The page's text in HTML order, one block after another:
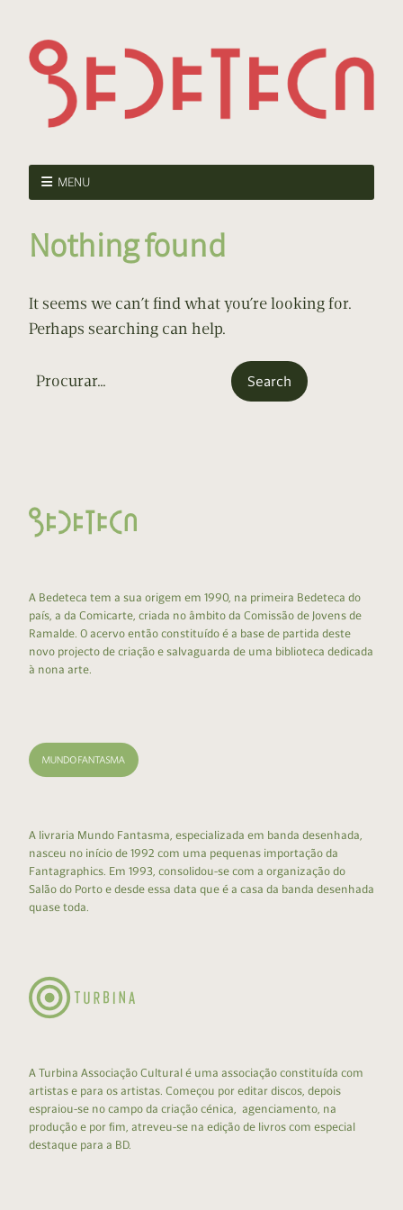
MENU
Nothing found
It seems we can’t find what you’re looking for.
Perhaps searching can help.
A Bedeteca tem a sua origem em 1990, na primeira Bedeteca do
país, a da Comicarte, criada no âmbito da Comissão de Jovens de
Ramalde. O acervo então constituído é a base de partida deste
novo projecto de criação e salvaguarda de uma biblioteca dedicada
à nona arte.
A livraria Mundo Fantasma, especializada em banda desenhada,
nasceu no início de 1992 com uma pequenas importação da
Fantagraphics. Em 1993, consolidou-se com a organização do
Salão do Porto e desde essa data que é a casa da banda desenhada
quase toda.
A Turbina Associação Cultural é uma associação constituída com
artistas e para os artistas. Começou por editar discos, depois
espraiou-se no campo da criação cénica, agenciamento, na
produção e por fim, atreveu-se na edição de livros com especial
destaque para a BD.